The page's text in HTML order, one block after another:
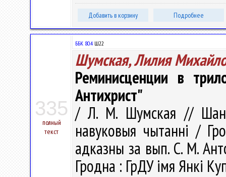
Добавить в корзину Подробнее
335
полный
текст
ББК 80.4 Ш22
Шумская, Лилия
Реминисценции в
Антихрист"
/ Л. М. Шумская //
навуковыя чытаннi /
адказны за вып. С. М.
Гродна : ГрДУ імя Янкі